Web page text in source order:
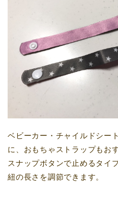
ベビーカー・チャイルドシー
に、おもちゃストラップもお
スナップボタンで止めるタイ
紐の長さを調節できます。